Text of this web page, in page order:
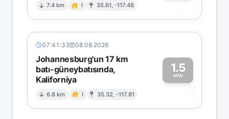
7.4 km I 35.61, -117.48
07:41:33 08.08.2026
Johannesburg'un 17 km
batı-güneybatısında,
Kaliforniya
6.8 km I 35.32, -117.81
1.5
MW
1